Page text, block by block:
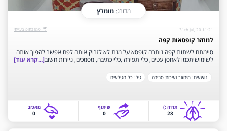
מדורג:מומלץ
31th Jul, 20 11:21 ‫סמן כתוכן בעייתי‬
למחזר קופסאות קפה
סיימתם לשתות קפה נותרה קופסא על מנת לא לזרוק אותה לפח אפשר להפוך אותה
לשימושיתכמו לאחסן עטים, כלי תפירה ,כלי כתיבה, מסמכים, ניירות חשוב[...קרא עוד]
נושאים:מיחזור ואיכות סביבה גיל: כל הגילאים
28
תודה‫ :)‬
0
שיתוף
0
‫מאכזב‬